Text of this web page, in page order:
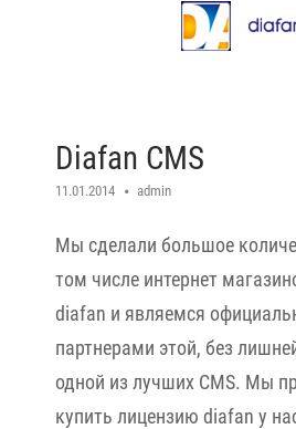
Diafan CMS
11.01.2014 admin
Мы сделали большое
том числе интернет
diafan и являемся
партнерами этой, без
одной из лучших CMS. Мы
купить лицензию diafan у